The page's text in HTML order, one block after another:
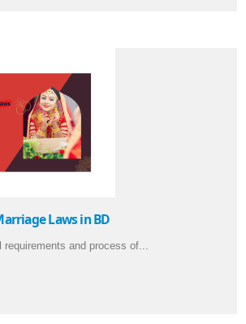
Laws in BD
and process of...